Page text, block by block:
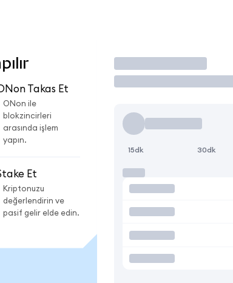
Takas Et
ONon ile
blokzincirleri
arasında işlem
yapın.
Et
Kriptonuzu
değerlendirin ve
pasif gelir elde edin.
İşlem Yap
15dk 30dk